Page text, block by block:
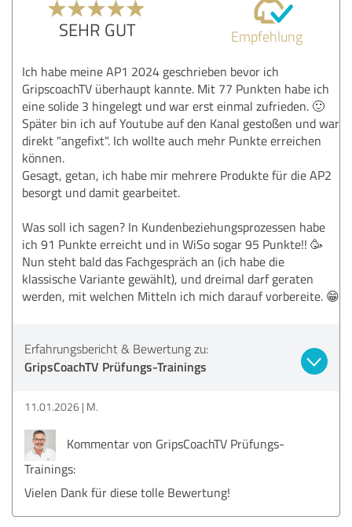
SEHR GUT Empfehlung
Ich habe meine AP1 2024 geschrieben bevor ich
GripscoachTV überhaupt kannte. Mit 77 Punkten habe ich
eine solide 3 hingelegt und war erst einmal zufrieden. 🙂
Später bin ich auf Youtube auf den Kanal gestoßen und war
direkt "angefixt". Ich wollte auch mehr Punkte erreichen
können.
Gesagt, getan, ich habe mir mehrere Produkte für die AP2
besorgt und damit gearbeitet.
Was soll ich sagen? In Kundenbeziehungsprozessen habe
ich 91 Punkte erreicht und in WiSo sogar 95 Punkte!! 🥳
Nun steht bald das Fachgespräch an (ich habe die
klassische Variante gewählt), und dreimal darf geraten
werden, mit welchen Mitteln ich mich darauf vorbereite. 😁
Erfahrungsbericht & Bewertung zu:
GripsCoachTV Prüfungs-Trainings
11.01.2026 M.
Kommentar von GripsCoachTV Prüfungs-
Trainings:
Vielen Dank für diese tolle Bewertung!